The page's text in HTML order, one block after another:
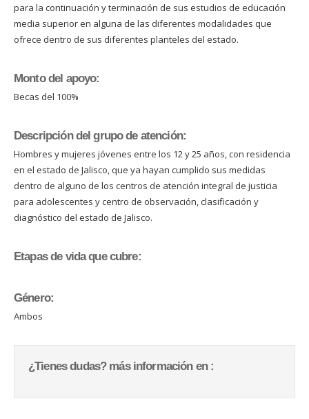
para la continuación y terminación de sus estudios de educación
media superior en alguna de las diferentes modalidades que
ofrece dentro de sus diferentes planteles del estado.
Monto del apoyo:
Becas del 100%
Descripción del grupo de atención:
Hombres y mujeres jóvenes entre los 12 y 25 años, con residencia
en el estado de Jalisco, que ya hayan cumplido sus medidas
dentro de alguno de los centros de atención integral de justicia
para adolescentes y centro de observación, clasificación y
diagnóstico del estado de Jalisco.
Etapas de vida que cubre:
Género:
Ambos
¿Tienes dudas? más información en :